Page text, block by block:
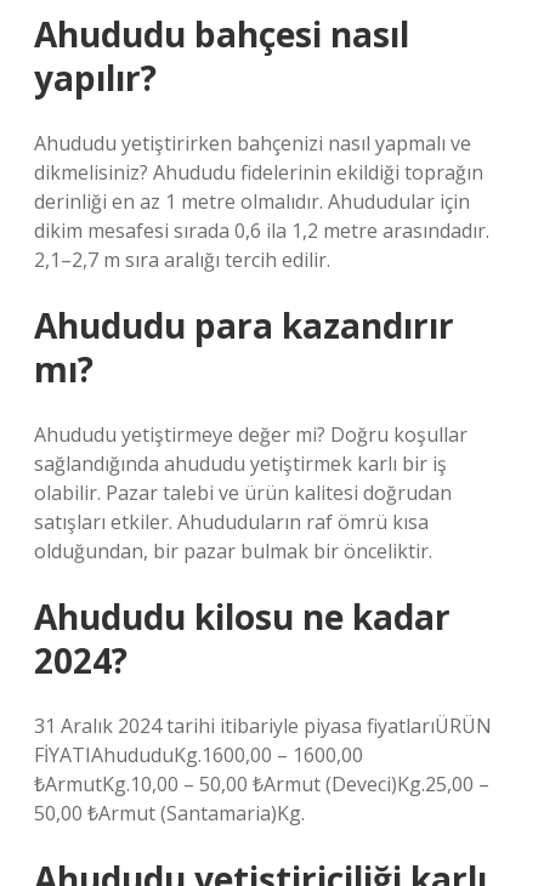
Ahududu bahçesi nasıl
yapılır?
Ahududu yetiştirirken bahçenizi nasıl yapmalı ve
dikmelisiniz? Ahududu fidelerinin ekildiği toprağın
derinliği en az 1 metre olmalıdır. Ahududular için
dikim mesafesi sırada 0,6 ila 1,2 metre arasındadır.
2,1–2,7 m sıra aralığı tercih edilir.
Ahududu para kazandırır
mı?
Ahududu yetiştirmeye değer mi? Doğru koşullar
sağlandığında ahududu yetiştirmek karlı bir iş
olabilir. Pazar talebi ve ürün kalitesi doğrudan
satışları etkiler. Ahududuların raf ömrü kısa
olduğundan, bir pazar bulmak bir önceliktir.
Ahududu kilosu ne kadar
2024?
31 Aralık 2024 tarihi itibariyle piyasa fiyatlarıÜRÜN
FİYATIAhududuKg.1600,00 – 1600,00
₺ArmutKg.10,00 – 50,00 ₺Armut (Deveci)Kg.25,00 –
50,00 ₺Armut (Santamaria)Kg.